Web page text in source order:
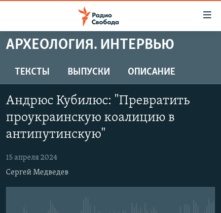
упрощенного
Вернуться
к
основному
содержанию
Вернутся
навигации
Вернутся
ПОДКАСТЫ
ЦИТАТЫ СВОБОДЫ
МНЕНИЯ
КУЛЬТУРА
IDEL.РЕАЛИИ
КАВКАЗ.РЕАЛИИ
АРХЕОЛОГИЯ. ИНТЕРВЬЮ
ТЕКСТЫ ВЫПУСКИ ОПИСАНИЕ
Андрюс Кубилюс: "Превратить
проукраинскую коалицию в
антипутинскую"
15 апреля 2024
Сергей Медведев